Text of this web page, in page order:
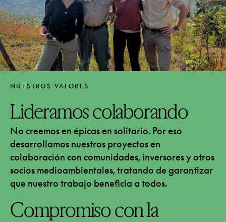
NUESTROS VALORES
Lideramos colaborando
No creemos en épicas en solitario. Por eso
desarrollamos nuestros proyectos en
colaboración con comunidades, inversores y otros
socios medioambientales, tratando de garantizar
que nuestro trabajo beneficia a todos.
Compromiso con la